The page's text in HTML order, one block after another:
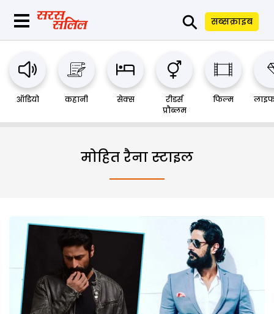
⚲ सब्सक्राइब
ऑडियो कहानी सेक्स
रीडर्स
प्रौब्लम
फिल्म
मोहित रैना स्टाइल